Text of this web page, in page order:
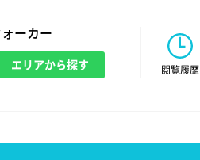
ーカー
エリアから探す 閲覧履歴